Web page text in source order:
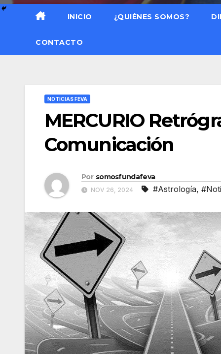
INICIO ¿QUIÉNES SOMOS?
CONTACTO
NOTICIAS FEVA
MERCURIO
Comunicación
Por somosfundafeva
NOV 26, 2024 #Astrología,